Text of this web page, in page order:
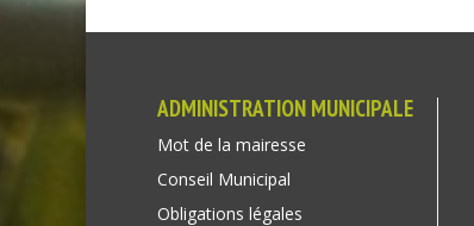
ADMINISTRATION MUNICIPALE
Mot de la mairesse
Conseil Municipal
Obligations légales